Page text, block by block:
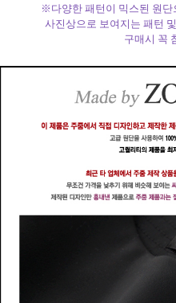
※다양한 패턴이 믹스된 원단
사진상으로 보여지는 패턴
구매시 꼭